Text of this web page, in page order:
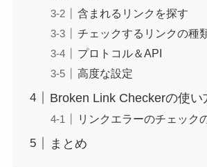
含まれるリンクを探す
チェックするリンクの種
プロトコル＆API
高度な設定
Broken Link Checkerの使い
リンクエラーのチェック
まとめ